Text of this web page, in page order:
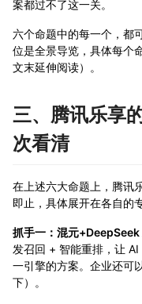
案都过不了这一关。
六个命题中的每一个，
位是全景导览，具体每个
文末延伸阅读）。
三、腾讯乐享
次看清
在上述六大命题上，腾讯
即止，具体展开在各自的
抓手一：混元+DeepSeek
发召回 + 智能重排，让
一引擎的方案。企业还可
下）。